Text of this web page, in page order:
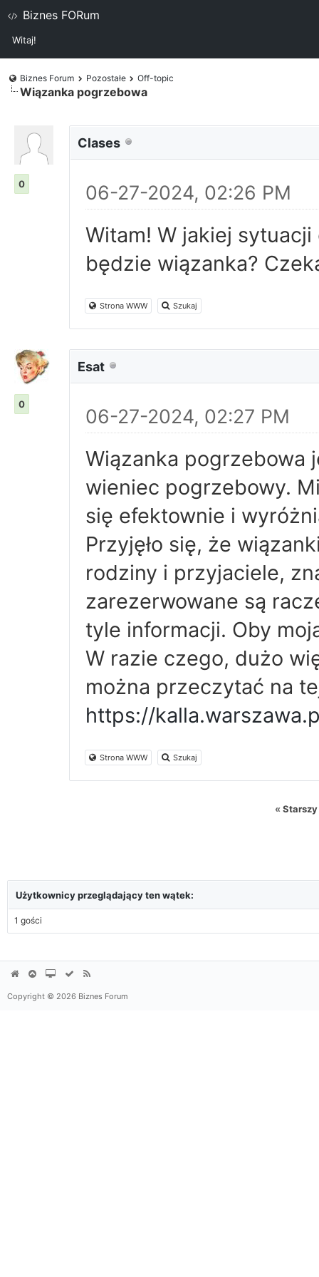
Biznes FORum
Witaj!
Biznes Forum Pozostałe Off-topic
Wiązanka pogrzebowa
0
Clases
06-27-2024, 02:26 PM
Witam! W jakiej
będzie wiązanka?
Strona WWW Szukaj
0
Esat
06-27-2024, 02:27 PM
Wiązanka pogrzebowa
wieniec pogrzebowy.
się efektownie i
Przyjęło się, że
rodziny i przyjaciele,
zarezerwowane są
tyle informacji. Oby
W razie czego, dużo
można przeczytać na
https://
Strona WWW Szukaj
«
Użytkownicy przeglądający ten wątek:
1 gości
Copyright © 2026 Biznes Forum